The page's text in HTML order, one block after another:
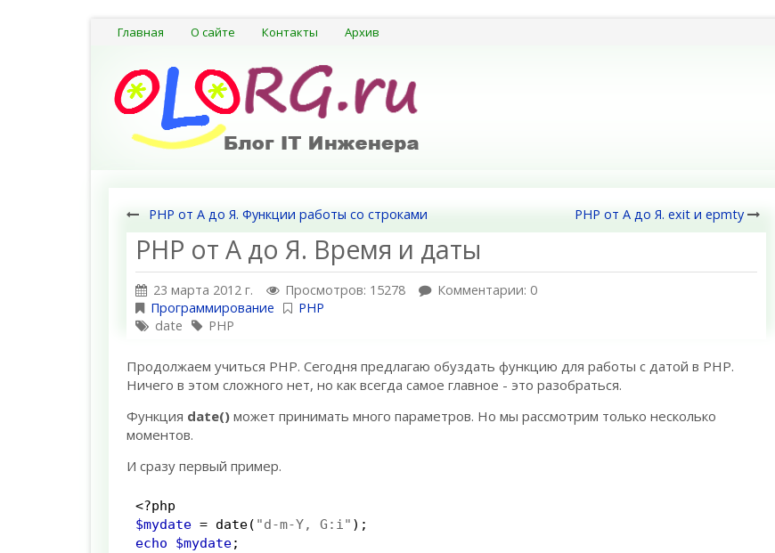
Главная О сайте Контакты Архив
PHP от А до Я. Функции работы со строками PHP от А до Я. exit и epmty
PHP от А до Я. Время и даты
23 марта 2012 г. Просмотров: 15278
Комментарии: 0
Программирование
PHP
date
PHP
Продолжаем учиться PHP. Сегодня предлагаю обуздать функцию для работы с датой в PHP.
Ничего в этом сложного нет, но как всегда самое главное - это разобраться.
Функция date() может принимать много параметров. Но мы рассмотрим только несколько
моментов.
И сразу первый пример.
<?php
$mydate = date( "d-m-Y, G:i" );
echo
$mydate;